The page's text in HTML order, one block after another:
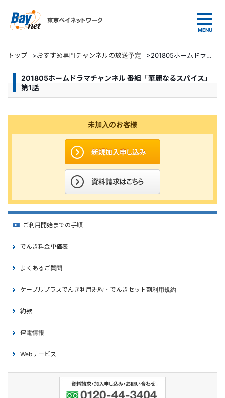
トップ >おすすめ専門チャンネルの放送予定 >201805ホームドラマチャンネル 番組「華麗なるスパイス」第1話
201805ホームドラマチャンネル 番組「華麗なるスパイス」
第1話
未加入のお客様
ご利用開始までの手順
でんき料金単価表
よくあるご質問
ケーブルプラスでんき利用規約・でんきセット割利用規約
約款
停電情報
Webサービス